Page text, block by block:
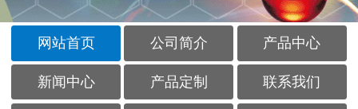
网站首页 公司简介 产品中心
新闻中心 产品定制 联系我们